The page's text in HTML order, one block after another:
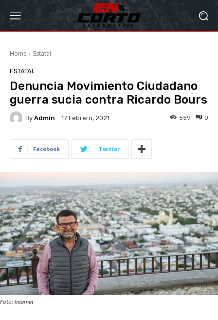
Home Estatal
ESTATAL
Denuncia Movimiento Ciudadano
guerra sucia contra Ricardo Bours
By Admin 17 Febrero, 2021 0
559
Facebook Twitter
Foto: Internet